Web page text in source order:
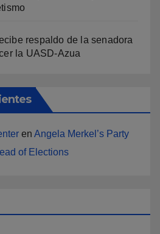
respaldo de la senadora
la UASD-Azua
en Angela Merkel’s Party
of Elections